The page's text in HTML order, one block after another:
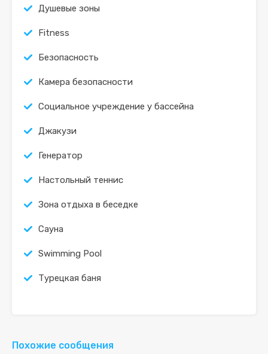
Душевые зоны
Fitness
Безопасность
Камера безопасности
Социальное учреждение у бассейна
Джакузи
Генератор
Настольный теннис
Зона отдыха в беседке
Сауна
Swimming Pool
Турецкая баня
Похожие сообщения